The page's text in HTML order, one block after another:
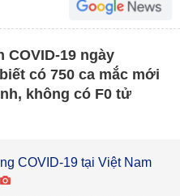
19 ngày
có 750 ca mắc mới
không có F0 tử
COVID-19 tại Việt Nam